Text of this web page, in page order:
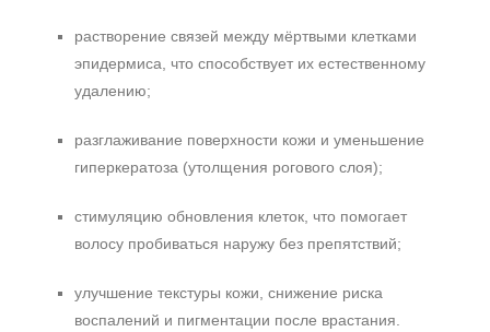
растворение связей между мёртвыми клетками
эпидермиса, что способствует их естественному
удалению;
разглаживание поверхности кожи и уменьшение
гиперкератоза (утолщения рогового слоя);
стимуляцию обновления клеток, что помогает
волосу пробиваться наружу без препятствий;
улучшение текстуры кожи, снижение риска
воспалений и пигментации после врастания.
+7 (495) 640-58-89
+7 (929) 933-09-89